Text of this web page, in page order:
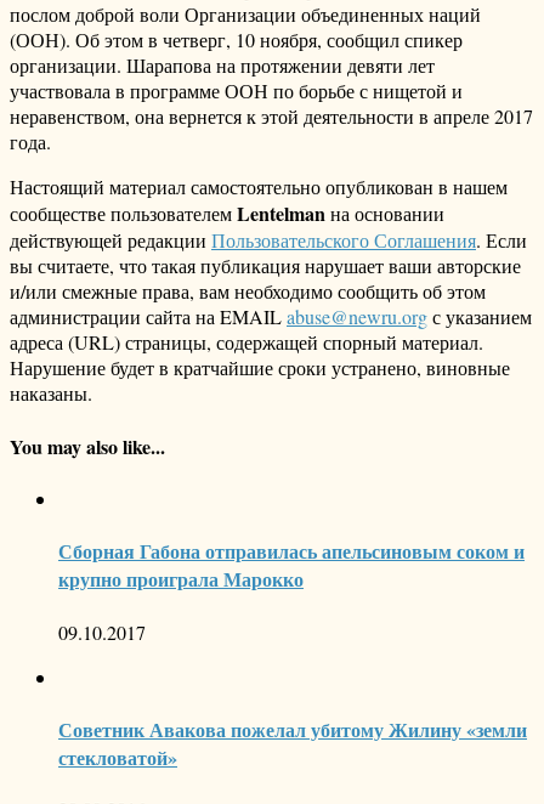
послом доброй воли Организации объединенных наций
(ООН). Об этом в четверг, 10 ноября, сообщил спикер
организации. Шарапова на протяжении девяти лет
участвовала в программе ООН по борьбе с нищетой и
неравенством, она вернется к этой деятельности в апреле 2017
года.
Настоящий материал самостоятельно опубликован в нашем
сообществе пользователемLentelmanна основании
действующей редакции Пользовательского Соглашения. Если
вы считаете, что такая публикация нарушает ваши авторские
и/или смежные права, вам необходимо сообщить об этом
администрации сайта на EMAILabuse@newru.orgс указанием
адреса (URL) страницы, содержащей спорный материал.
Нарушение будет в кратчайшие сроки устранено, виновные
наказаны.
You may also like...
Сборная Габона отправилась апельсиновым соком и
крупно проиграла Марокко
09.10.2017
Советник Авакова пожелал убитому Жилину «земли
стекловатой»